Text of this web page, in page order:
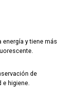
energía y tiene más
de
higiene.